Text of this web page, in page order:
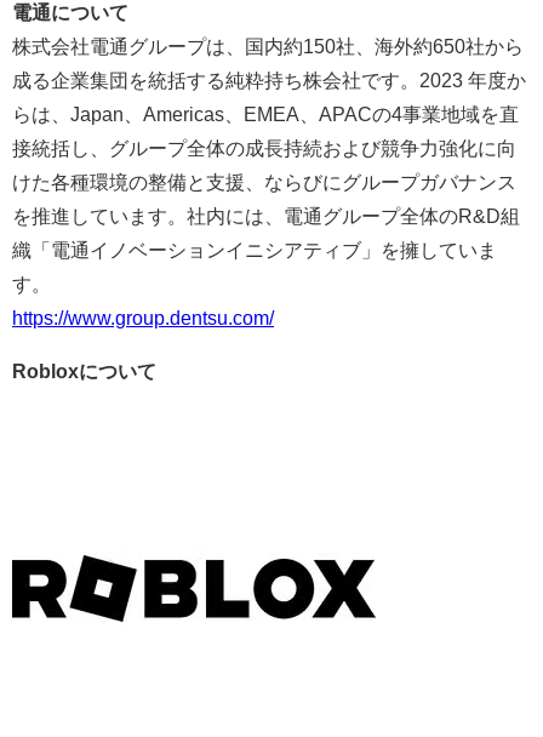
電通について
株式会社電通グループは、国内約150社、海外約650社から
成る企業集団を統括する純粋持ち株会社です。2023 年度か
らは、Japan、Americas、EMEA、APACの4事業地域を直
接統括し、グループ全体の成長持続および競争力強化に向
けた各種環境の整備と支援、ならびにグループガバナンス
を推進しています。社内には、電通グループ全体のR&D組
織「電通イノベーションイニシアティブ」を擁していま
す。
https://www.group.dentsu.com/
Robloxについて